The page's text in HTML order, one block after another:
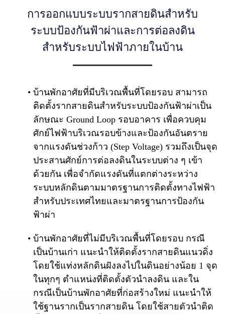
การออกแบบระบบรากสายดินสำหรับ
ระบบป้องกันฟ้าผ่าและการต่อลงดิน
สำหรับระบบไฟฟ้าภายในบ้าน
บ้านพักอาศัยที่มีบริเวณพื้นที่โดยรอบ สามารถ
ติดตั้งรากสายดินสำหรับระบบป้องกันฟ้าผ่าเป็น
ลักษณะ Ground Loop รอบอาคาร เพื่อควบคุม
ศักย์ไฟฟ้าบริเวณรอบข้างและป้องกันอันตราย
จากแรงดันช่วงก้าว (Step Voltage) รวมถึงเป็นจุด
ประสานศักย์การต่อลงดินในระบบต่าง ๆ เข้า
ด้วยกัน เพื่อจำกัดแรงดันที่แตกต่างระหว่าง
ระบบหลักดินตามมาตรฐานการติดตั้งทางไฟฟ้า
สำหรับประเทศไทยและมาตรฐานการป้องกัน
ฟ้าผ่า
บ้านพักอาศัยที่ไม่มีบริเวณพื้นที่โดยรอบ กรณี
เป็นบ้านเก่า แนะนำให้ติดตั้งรากสายดินแนวดิ่ง
โดยใช้แท่งหลักดินฝังลงไปในดินอย่างน้อย 1 จุด
ในทุกๆ ตำแหน่งที่ติดตั้งตัวนำลงดิน และใน
กรณีเป็นบ้านพักอาศัยที่ก่อสร้างใหม่ แนะนำให้
ใช้ฐานรากเป็นรากสายดิน โดยใช้สายตัวนำติด